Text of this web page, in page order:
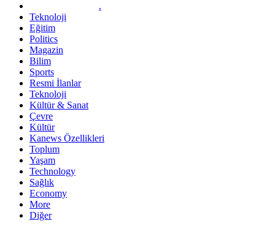
.
Teknoloji
Eğitim
Politics
Magazin
Bilim
Sports
Resmi İlanlar
Teknoloji
Kültür & Sanat
Çevre
Kültür
Kanews Özellikleri
Toplum
Yaşam
Technology
Sağlık
Economy
More
Diğer